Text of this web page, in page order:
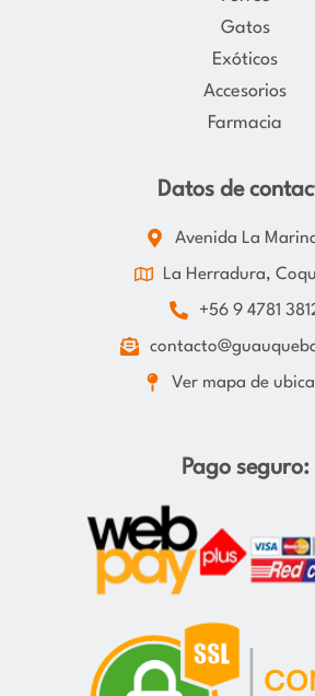
Gatos
Exóticos
Accesorios
Farmacia
Datos de
Avenida La
La Herradura,
+56 9 4781
Ver mapa de
Pago seguro: